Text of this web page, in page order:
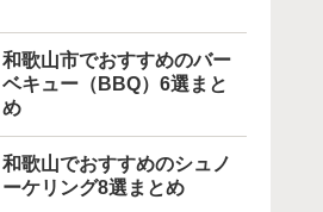
和歌山市でおすすめのバー
ベキュー（BBQ）6選まと
め
和歌山でおすすめのシュノ
ーケリング8選まとめ